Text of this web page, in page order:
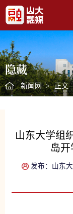
隐藏
新闻网 > 正文
山东大学组
岛
发布：山东